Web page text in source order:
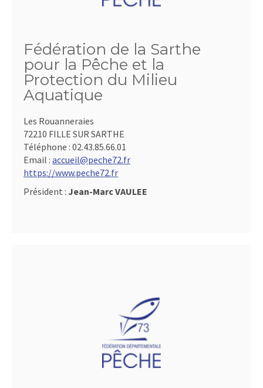
Fédération de la Sarthe
pour la Pêche et la
Protection du Milieu
Aquatique
Les Rouanneraies
72210 FILLE SUR SARTHE
Téléphone : 02.43.85.66.01
Email : accueil@peche72.fr
https://www.peche72.fr
Président : Jean-Marc VAULEE